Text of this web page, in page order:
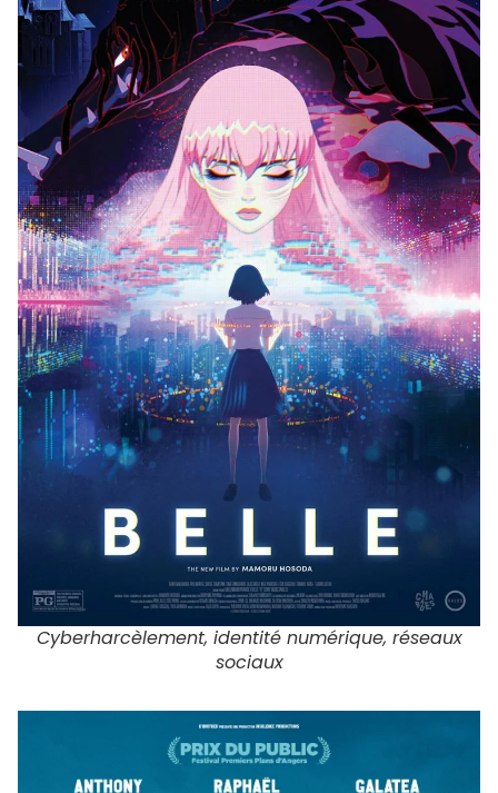
Cyberharcèlement, identité numérique, réseaux
sociaux